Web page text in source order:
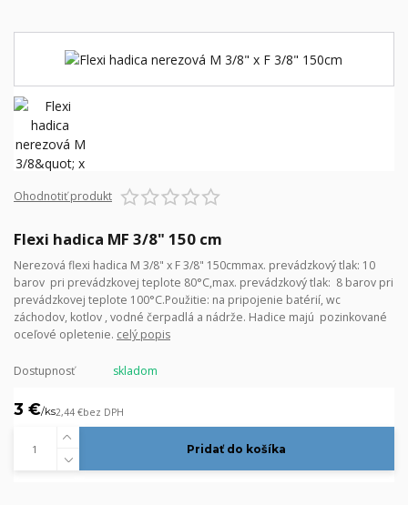
Ohodnotiť produkt
Flexi hadica MF 3/8" 150 cm
Nerezová flexi hadica M 3/8" x F 3/8" 150cmmax. prevádzkový tlak: 10
barov pri prevádzkovej teplote 80°C,max. prevádzkový tlak: 8 barov pri
prevádzkovej teplote 100°C.Použitie: na pripojenie batérií, wc
záchodov, kotlov , vodné čerpadlá a nádrže. Hadice majú pozinkované
oceľové opletenie. celý popis
Dostupnosť skladom
3 €/ks2,44 €bez DPH
Pridať do košíka